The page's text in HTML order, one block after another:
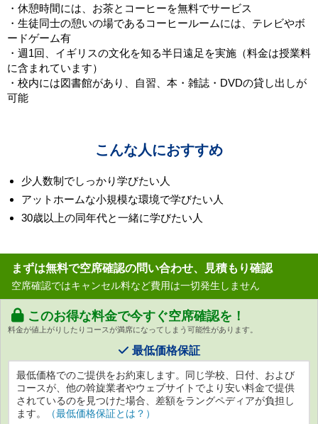
・休憩時間には、お茶とコーヒーを無料でサービス
・生徒同士の憩いの場であるコーヒールームには、テレビやボ
ードゲーム有
・週1回、イギリスの文化を知る半日遠足を実施（料金は授業料
に含まれています）
・校内には図書館があり、自習、本・雑誌・DVDの貸し出しが
可能
こんな人におすすめ
少人数制でしっかり学びたい人
アットホームな小規模な環境で学びたい人
30歳以上の同年代と一緒に学びたい人
まずは無料で空席確認の問い合わせ、見積もり確認
空席確認ではキャンセル料など費用は一切発生しません
このお得な料金で今すぐ空席確認を！
料金が値上がりしたりコースが満席になってしまう可能性があります。
最低価格保証
最低価格でのご提供をお約束します。同じ学校、日付、および
コースが、他の斡旋業者やウェブサイトでより安い料金で提供
されているのを見つけた場合、差額をラングペディアが負担し
ます。
（最低価格保証とは？）